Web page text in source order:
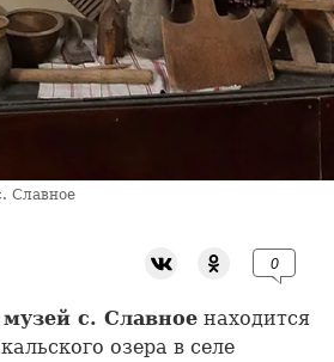
Славное
0
с. Славное находится
озера в селе